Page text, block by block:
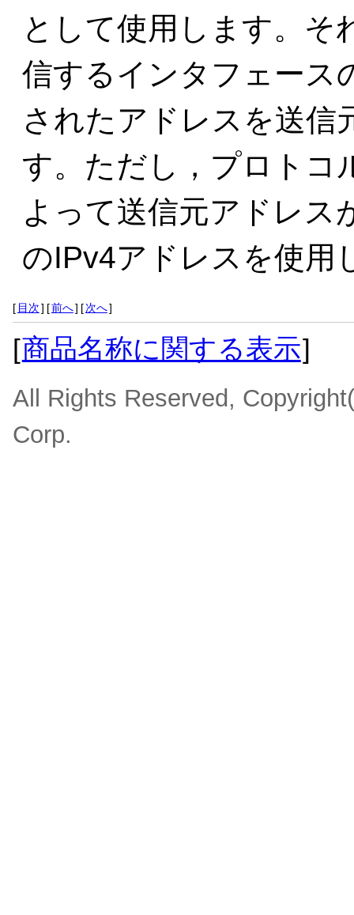
として使用します。そ
信するインタフェース
されたアドレスを送信
す。ただし，プロトコ
よって送信元アドレス
のIPv4アドレスを使用
[ 目次] [前へ] [次へ]
[商品名称に関する表示]
All Rights Reserved,
Corp.